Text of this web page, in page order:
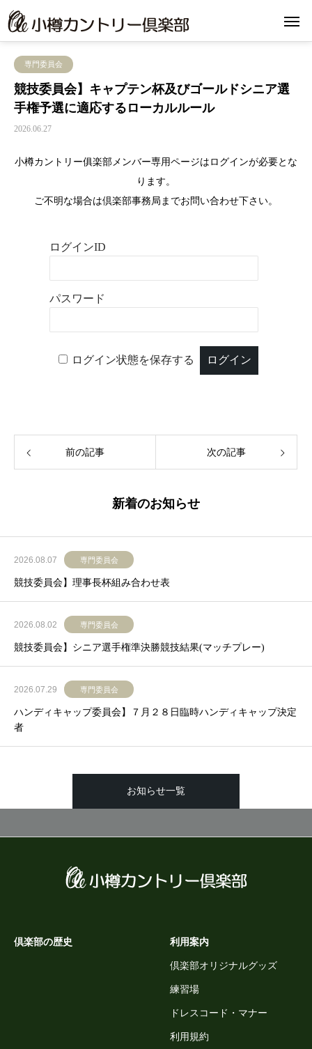
専門委員会
競技委員会】キャプテン杯及びゴールドシニア選
手権予選に適応するローカルルール
2026.06.27
小樽カントリー俱楽部メンバー専用ページはログインが必要とな
ります。
ご不明な場合は倶楽部事務局までお問い合わせ下さい。
ログインID
パスワード
ログイン状態を保存する
前の記事 次の記事
新着のお知らせ
2026.08.07 専門委員会
競技委員会】理事長杯組み合わせ表
2026.08.02 専門委員会
競技委員会】シニア選手権準決勝競技結果(マッチプレー)
2026.07.29 専門委員会
ハンディキャップ委員会】７月２８日臨時ハンディキャップ決定
者
お知らせ一覧
倶楽部の歴史 利用案内
倶楽部オリジナルグッズ
練習場
ドレスコード・マナー
利用規約